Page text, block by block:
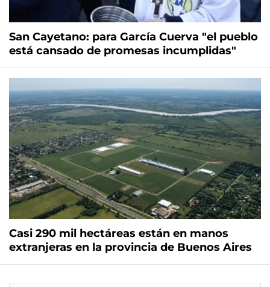
San Cayetano: para García Cuerva "el pueblo
está cansado de promesas incumplidas"
Casi 290 mil hectáreas están en manos
extranjeras en la provincia de Buenos Aires